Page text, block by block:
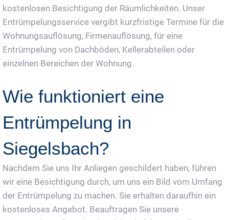
kostenlosen Besichtigung der Räumlichkeiten. Unser
Entrümpelungsservice vergibt kurzfristige Termine für die
Wohnungsauflösung, Firmenauflösung, für eine
Entrümpelung von Dachböden, Kellerabteilen oder
einzelnen Bereichen der Wohnung.
Wie funktioniert eine
Entrümpelung in
Siegelsbach?
Nachdem Sie uns Ihr Anliegen geschildert haben, führen
wir eine Besichtigung durch, um uns ein Bild vom Umfang
der Entrümpelung zu machen. Sie erhalten daraufhin ein
kostenloses Angebot. Beauftragen Sie unsere